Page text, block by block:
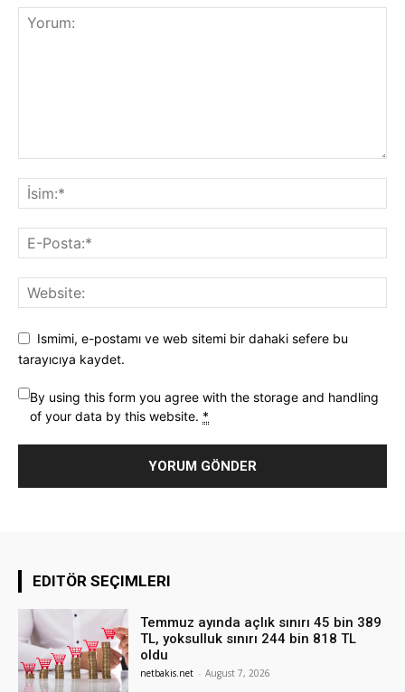
Ismimi, e-postamı ve web sitemi bir dahaki sefere bu
tarayıcıya kaydet.
By using this form you agree with the storage and handling
of your data by this website. *
EDITÖR SEÇIMLERI
Temmuz ayında açlık sınırı 45 bin 389
TL, yoksulluk sınırı 244 bin 818 TL
oldu
netbakis.net - August 7, 2026